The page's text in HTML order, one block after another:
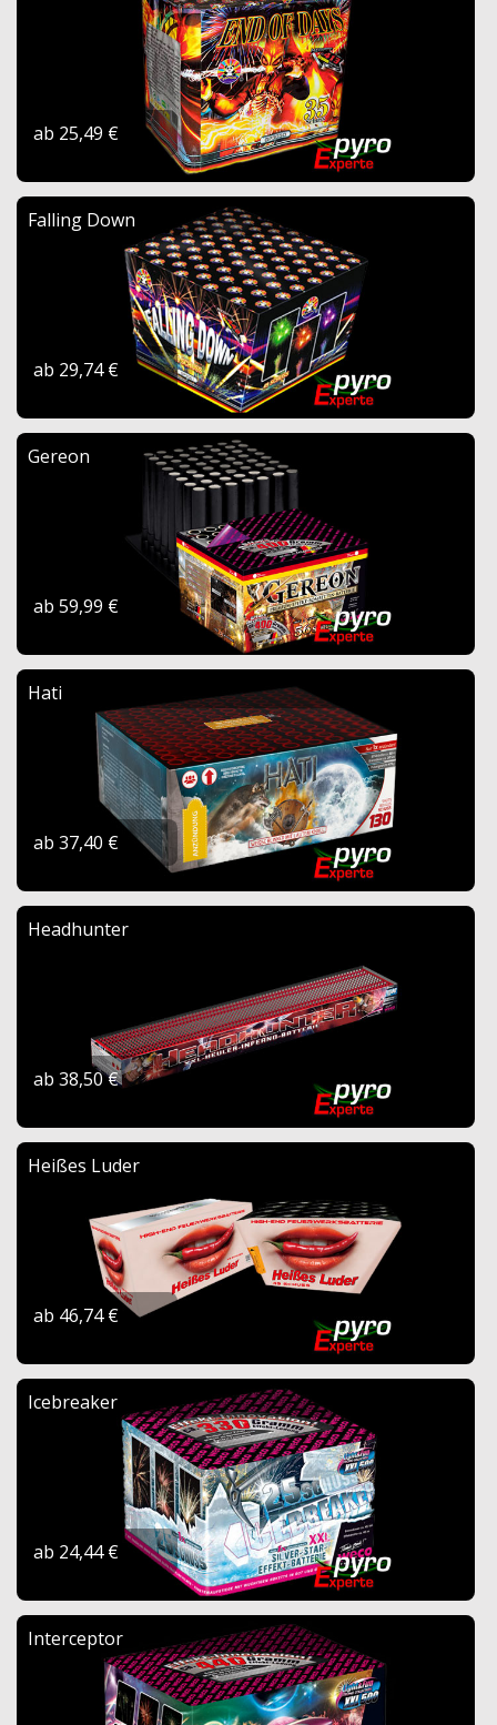
ab 25,49 €
Falling Down
ab 29,74 €
Gereon
ab 59,99 €
Hati
ab 37,40 €
Headhunter
ab 38,50 €
Heißes Luder
ab 46,74 €
Icebreaker
ab 24,44 €
Interceptor